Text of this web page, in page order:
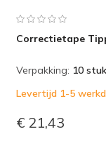
Correctietape
Verpakking: 10 stuk
Levertijd 1-5
€ 21,43